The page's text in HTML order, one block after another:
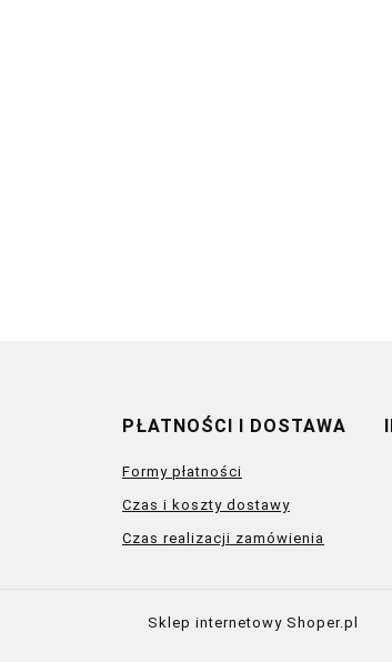
PŁATNOŚCI I DOSTAWA
Formy płatności
Czas i koszty dostawy
Czas realizacji zamówienia
Sklep internetowy Shoper.pl